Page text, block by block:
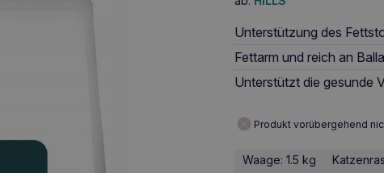
Unterstützung des
Fettarm und reich an
Unterstützt die gesunde
Produkt vorübergehend
Waage: 1.5 kg